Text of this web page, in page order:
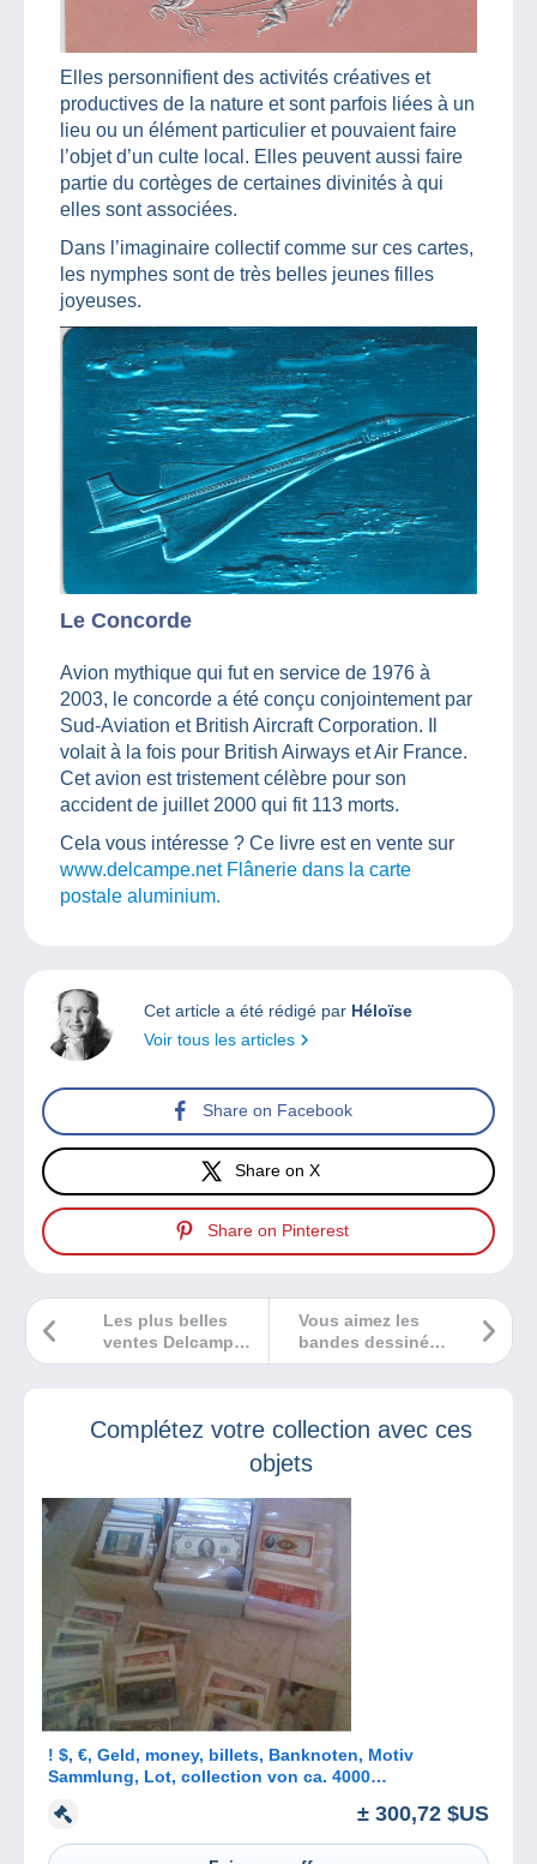
Elles personnifient des activités créatives et
productives de la nature et sont parfois liées à un
lieu ou un élément particulier et pouvaient faire
l’objet d’un culte local. Elles peuvent aussi faire
partie du cortèges de certaines divinités à qui
elles sont associées.
Dans l’imaginaire collectif comme sur ces cartes,
les nymphes sont de très belles jeunes filles
joyeuses.
Le Concorde
Avion mythique qui fut en service de 1976 à
2003, le concorde a été conçu conjointement par
Sud-Aviation et British Aircraft Corporation. Il
volait à la fois pour British Airways et Air France.
Cet avion est tristement célèbre pour son
accident de juillet 2000 qui fit 113 morts.
Cela vous intéresse ? Ce livre est en vente sur
www.delcampe.net Flânerie dans la carte
postale aluminium.
Cet article a été rédigé par Héloïse
Voir tous les articles
Share on Facebook
Share on X
Share on Pinterest
Vous aimez les
bandes dessinées
historiques ?
Les plus belles
ventes Delcampe
février 2023
Complétez votre collection avec ces
objets
! $, €, Geld, money, billets, Banknoten, Motiv
Sammlung, Lot, collection von ca. 4000
± 300,72 $US